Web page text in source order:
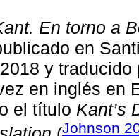
En torno a
en
y
en inglés en
el título Kant’s
Johnson